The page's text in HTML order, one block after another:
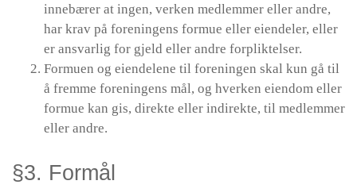
innebærer at ingen, verken medlemmer eller andre,
har krav på foreningens formue eller eiendeler, eller
er ansvarlig for gjeld eller andre forpliktelser.
Formuen og eiendelene til foreningen skal kun gå til
å fremme foreningens mål, og hverken eiendom eller
formue kan gis, direkte eller indirekte, til medlemmer
eller andre.
§3. Formål